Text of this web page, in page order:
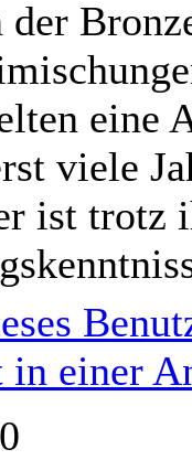
eine
viele
ist trotz